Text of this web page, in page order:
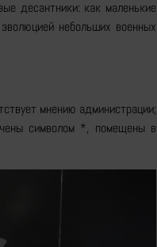
десантники: как маленькие
небольших военных
мнению администрации;
символом *, помещены в